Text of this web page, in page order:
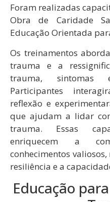
Foram realizadas
Obra de Caridade
Educação Orientada
Os treinamentos
trauma e a
trauma, sintomas
Participantes
reflexão e
que ajudam a lidar
trauma. Essas
enriquecem a
conhecimentos
resiliência e a
Educação